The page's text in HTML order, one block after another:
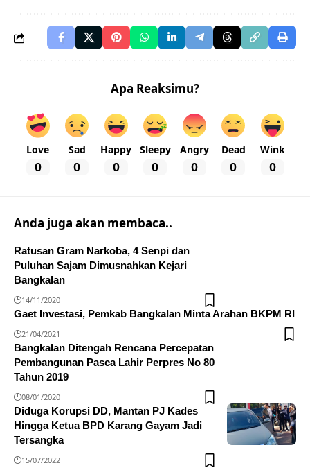
Apa Reaksimu?
Love
0
Sad
0
Happy
0
Sleepy
0
Angry
0
Dead
0
Wink
0
Anda juga akan membaca..
Ratusan Gram Narkoba, 4 Senpi dan
Puluhan Sajam Dimusnahkan Kejari
Bangkalan
14/11/2020
Gaet Investasi, Pemkab Bangkalan Minta Arahan BKPM RI
21/04/2021
Bangkalan Ditengah Rencana Percepatan
Pembangunan Pasca Lahir Perpres No 80
Tahun 2019
08/01/2020
Diduga Korupsi DD, Mantan PJ Kades
Hingga Ketua BPD Karang Gayam Jadi
Tersangka
15/07/2022